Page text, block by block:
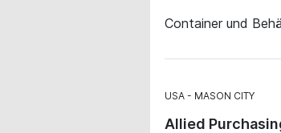
Container und
USA MASON CITY
Allied